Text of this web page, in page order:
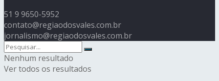
51 9 9650-5952
contato@regiaodosvales.com.br
jornalismo@regiaodosvales.com.br
Nenhum resultado
Ver todos os resultados